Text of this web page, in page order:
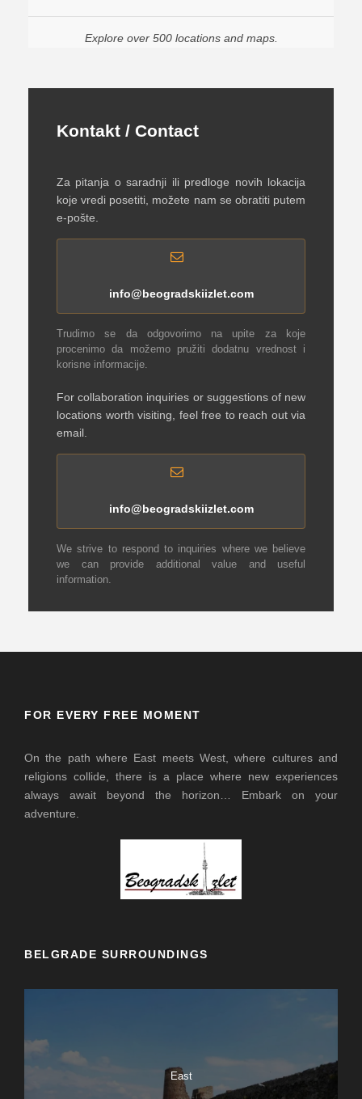
Explore over 500 locations and maps.
Kontakt / Contact
Za pitanja o saradnji ili predloge novih lokacija
koje vredi posetiti, možete nam se obratiti putem
e-pošte.
info@beogradskiizlet.com
Trudimo se da odgovorimo na upite za koje
procenimo da možemo pružiti dodatnu vrednost i
korisne informacije.
For collaboration inquiries or suggestions of new
locations worth visiting, feel free to reach out via
email.
info@beogradskiizlet.com
We strive to respond to inquiries where we believe
we can provide additional value and useful
information.
FOR EVERY FREE MOMENT
On the path where East meets West, where cultures and
religions collide, there is a place where new experiences
always await beyond the horizon… Embark on your
adventure.
BELGRADE SURROUNDINGS
East